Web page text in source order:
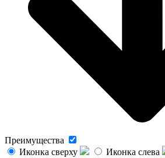
Преимущества
Иконка сверху
Иконка слева